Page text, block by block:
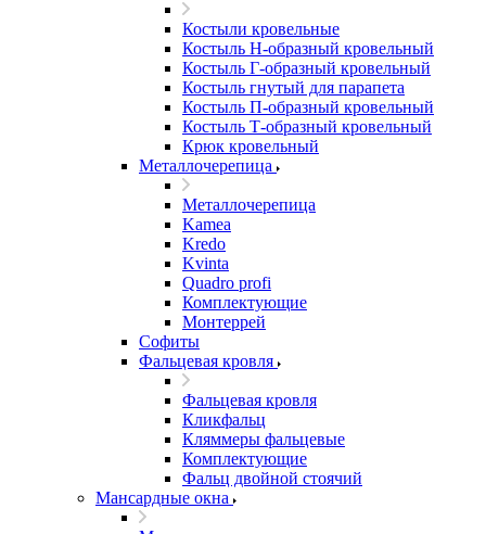
Костыли кровельные
Костыль H-образный кровельный
Костыль Г-образный кровельный
Костыль гнутый для парапета
Костыль П-образный кровельный
Костыль Т-образный кровельный
Крюк кровельный
Металлочерепица
Металлочерепица
Kamea
Kredo
Kvinta
Quadro profi
Комплектующие
Монтеррей
Софиты
Фальцевая кровля
Фальцевая кровля
Кликфальц
Кляммеры фальцевые
Комплектующие
Фальц двойной стоячий
Мансардные окна